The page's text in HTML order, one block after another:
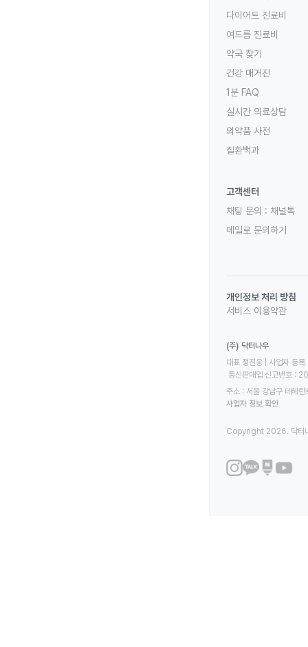
다이어트 진료비
여드름 진료비
약국 찾기
건강 매거진
1분 FAQ
실시간 의료상담
의약품 사전
질환백과
고객센터
채팅 문의 : 채널톡
메일로 문의하기
개인정보 처리 방침
서비스 이용약관
(주) 닥터나우
대표 정진웅 | 사업자
통신판매업 신고번호
주소 : 서울 강남구 테헤
사업자 정보 확인
Copyright 2026. 닥터